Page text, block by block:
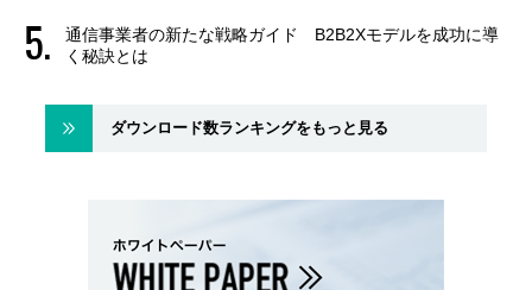
通信事業者の新たな戦略ガイド B2B2Xモデルを成功に導
く秘訣とは
ダウンロード数ランキングをもっと見る